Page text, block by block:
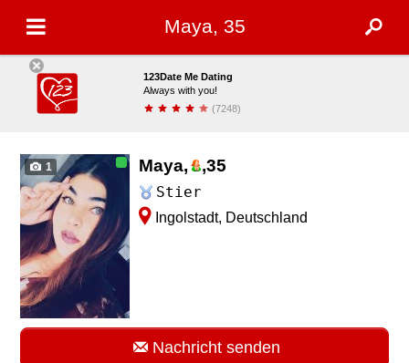
Maya, 35
123Date Me Dating
Always with you!
(7248)
1
Maya, ,35
Stier
Ingolstadt, Deutschland
Nachricht senden